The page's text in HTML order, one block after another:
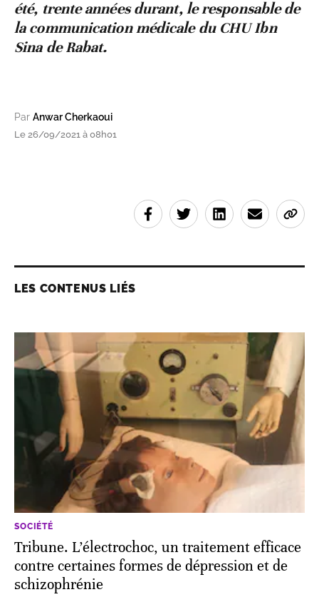
été, trente années durant, le responsable de
la communication médicale du CHU Ibn
Sina de Rabat.
Par Anwar Cherkaoui
Le 26/09/2021 à 08h01
LES CONTENUS LIÉS
SOCIÉTÉ
Tribune. L’électrochoc, un traitement efficace
contre certaines formes de dépression et de
schizophrénie